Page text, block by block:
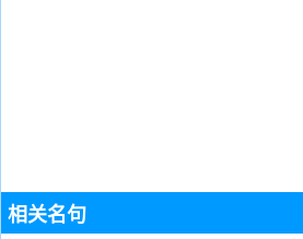
相关名句